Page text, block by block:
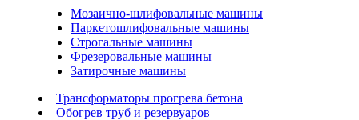
Мозаично-шлифовальные машины
Паркетошлифовальные машины
Строгальные машины
Фрезеровальные машины
Затирочные машины
Трансформаторы прогрева бетона
Обогрев труб и резервуаров